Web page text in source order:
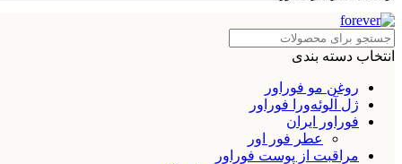
انتخاب دسته بندی
روغن مو فوراور
ژل آلوئه‌ورا فوراور
فوراور ایران
عطر فور اور
مراقبت از پوست فوراور